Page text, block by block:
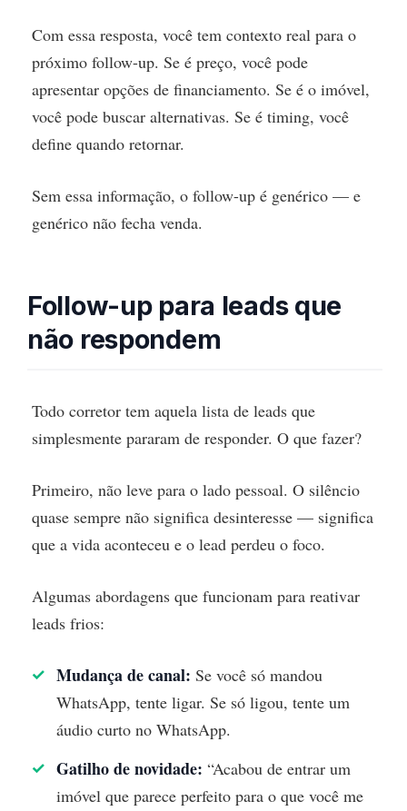
Com essa resposta, você tem contexto real para o
próximo follow-up. Se é preço, você pode
apresentar opções de financiamento. Se é o imóvel,
você pode buscar alternativas. Se é timing, você
define quando retornar.
Sem essa informação, o follow-up é genérico — e
genérico não fecha venda.
Follow-up para leads que
não respondem
Todo corretor tem aquela lista de leads que
simplesmente pararam de responder. O que fazer?
Primeiro, não leve para o lado pessoal. O silêncio
quase sempre não significa desinteresse — significa
que a vida aconteceu e o lead perdeu o foco.
Algumas abordagens que funcionam para reativar
leads frios:
Mudança de canal: Se você só mandou
WhatsApp, tente ligar. Se só ligou, tente um
áudio curto no WhatsApp.
Gatilho de novidade: “Acabou de entrar um
imóvel que parece perfeito para o que você me